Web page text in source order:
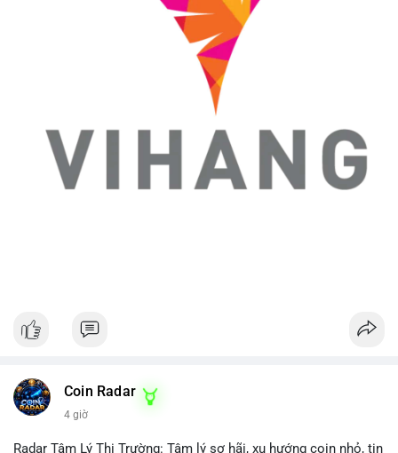
Coin Radar
4 giờ
Radar Tâm Lý Thị Trường: Tâm lý sợ hãi, xu hướng coin nhỏ, tin